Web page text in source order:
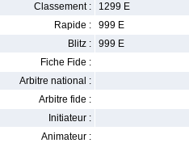
Classement :
1299 E
Rapide :
999 E
Blitz :
999 E
Fiche Fide :
Arbitre national :
Arbitre fide :
Initiateur :
Animateur :